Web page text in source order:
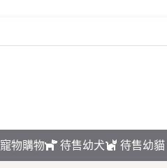
寵物購物 待售幼犬 待售幼貓